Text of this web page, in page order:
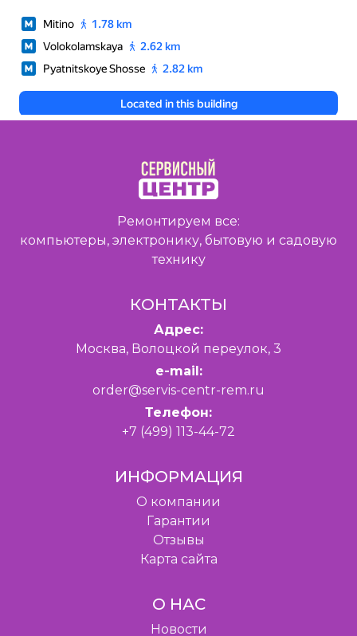
Ремонтируем все:
компьютеры, электронику, бытовую и садовую
технику
КОНТАКТЫ
Адрес:
Москва, Волоцкой переулок, 3
e-mail:
order@servis-centr-rem.ru
Телефон:
+7 (499) 113-44-72
ИНФОРМАЦИЯ
O компании
Гарантии
Отзывы
Карта сайта
О НАС
Новости